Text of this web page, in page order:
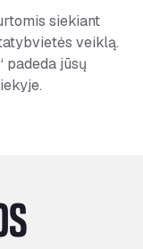
siekiant
veiklą.
padeda jūsų